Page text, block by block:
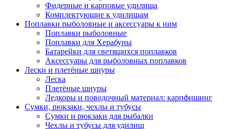
Фидерные и карповые удилища
Комплектующие к удилищам
Поплавки рыболовные и аксессуары к ним
Поплавки рыболовные
Поплавки для Херабуны
Батарейки для светящихся поплавков
Аксессуары для рыболовных поплавков
Лески и плетёные шнуры
Леска
Плетёные шнуры
Ледкоры и поводочный материал: карпфишинг
Сумки, рюкзаки, чехлы и тубусы
Сумки и рюкзаки для рыбалки
Чехлы и тубусы для удилищ